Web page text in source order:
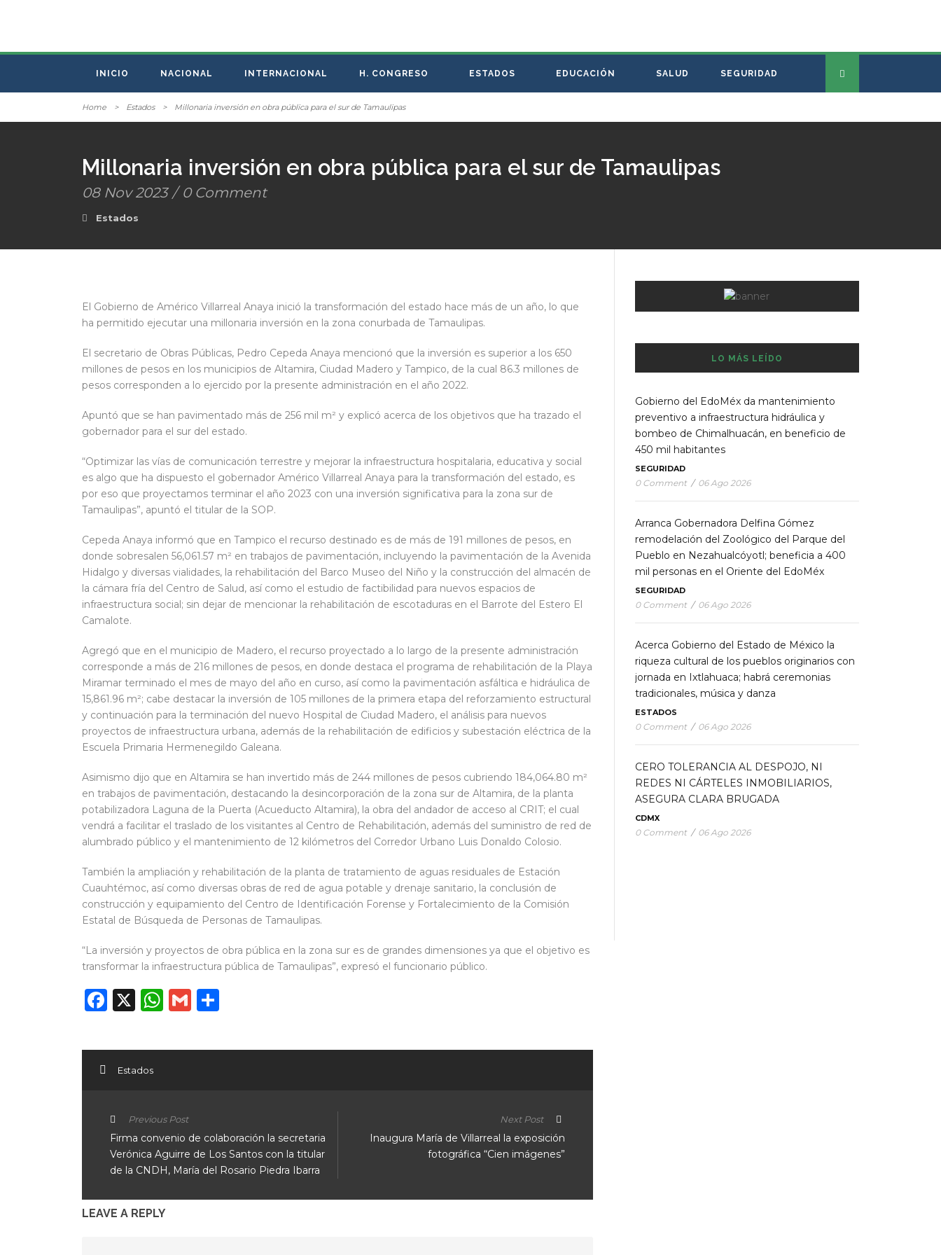
INICIO NACIONAL INTERNACIONAL H. CONGRESO ESTADOS EDUCACIÓN SALUD SEGURIDAD
Home > Estados > Millonaria inversión en obra pública para el sur de Tamaulipas
Millonaria inversión en obra pública para el sur de Tamaulipas
08 Nov 2023 / 0 Comment
Estados
El Gobierno de Américo Villarreal Anaya inició la transformación del estado hace más de un año, lo que
ha permitido ejecutar una millonaria inversión en la zona conurbada de Tamaulipas.
El secretario de Obras Públicas, Pedro Cepeda Anaya mencionó que la inversión es superior a los 650
millones de pesos en los municipios de Altamira, Ciudad Madero y Tampico, de la cual 86.3 millones de
pesos corresponden a lo ejercido por la presente administración en el año 2022.
Apuntó que se han pavimentado más de 256 mil m² y explicó acerca de los objetivos que ha trazado el
gobernador para el sur del estado.
“Optimizar las vías de comunicación terrestre y mejorar la infraestructura hospitalaria, educativa y social
es algo que ha dispuesto el gobernador Américo Villarreal Anaya para la transformación del estado, es
por eso que proyectamos terminar el año 2023 con una inversión significativa para la zona sur de
Tamaulipas”, apuntó el titular de la SOP.
Cepeda Anaya informó que en Tampico el recurso destinado es de más de 191 millones de pesos, en
donde sobresalen 56,061.57 m² en trabajos de pavimentación, incluyendo la pavimentación de la Avenida
Hidalgo y diversas vialidades, la rehabilitación del Barco Museo del Niño y la construcción del almacén de
la cámara fría del Centro de Salud, así como el estudio de factibilidad para nuevos espacios de
infraestructura social; sin dejar de mencionar la rehabilitación de escotaduras en el Barrote del Estero El
Camalote.
Agregó que en el municipio de Madero, el recurso proyectado a lo largo de la presente administración
corresponde a más de 216 millones de pesos, en donde destaca el programa de rehabilitación de la Playa
Miramar terminado el mes de mayo del año en curso, así como la pavimentación asfáltica e hidráulica de
15,861.96 m²; cabe destacar la inversión de 105 millones de la primera etapa del reforzamiento estructural
y continuación para la terminación del nuevo Hospital de Ciudad Madero, el análisis para nuevos
proyectos de infraestructura urbana, además de la rehabilitación de edificios y subestación eléctrica de la
Escuela Primaria Hermenegildo Galeana.
Asimismo dijo que en Altamira se han invertido más de 244 millones de pesos cubriendo 184,064.80 m²
en trabajos de pavimentación, destacando la desincorporación de la zona sur de Altamira, de la planta
potabilizadora Laguna de la Puerta (Acueducto Altamira), la obra del andador de acceso al CRIT; el cual
vendrá a facilitar el traslado de los visitantes al Centro de Rehabilitación, además del suministro de red de
alumbrado público y el mantenimiento de 12 kilómetros del Corredor Urbano Luis Donaldo Colosio.
También la ampliación y rehabilitación de la planta de tratamiento de aguas residuales de Estación
Cuauhtémoc, así como diversas obras de red de agua potable y drenaje sanitario, la conclusión de
construcción y equipamiento del Centro de Identificación Forense y Fortalecimiento de la Comisión
Estatal de Búsqueda de Personas de Tamaulipas.
“La inversión y proyectos de obra pública en la zona sur es de grandes dimensiones ya que el objetivo es
transformar la infraestructura pública de Tamaulipas”, expresó el funcionario público.
Facebook
X WhatsApp
Gmail
Estados
Previous Post
Firma convenio de colaboración la secretaria
Verónica Aguirre de Los Santos con la titular
de la CNDH, María del Rosario Piedra Ibarra
Next Post
Inaugura María de Villarreal la exposición
fotográfica “Cien imágenes”
LEAVE A REPLY
LO MÁS LEÍDO
Gobierno del EdoMéx da mantenimiento
preventivo a infraestructura hidráulica y
bombeo de Chimalhuacán, en beneficio de
450 mil habitantes
SEGURIDAD
0 Comment / 06 Ago 2026
Arranca Gobernadora Delfina Gómez
remodelación del Zoológico del Parque del
Pueblo en Nezahualcóyotl; beneficia a 400
mil personas en el Oriente del EdoMéx
SEGURIDAD
0 Comment / 06 Ago 2026
Acerca Gobierno del Estado de México la
riqueza cultural de los pueblos originarios con
jornada en Ixtlahuaca; habrá ceremonias
tradicionales, música y danza
ESTADOS
0 Comment / 06 Ago 2026
CERO TOLERANCIA AL DESPOJO, NI
REDES NI CÁRTELES INMOBILIARIOS,
ASEGURA CLARA BRUGADA
CDMX
0 Comment / 06 Ago 2026